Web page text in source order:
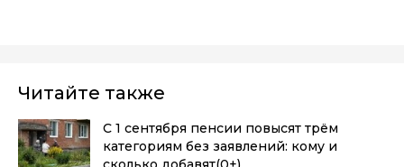
Читайте также
С 1 сентября пенсии повысят трём
категориям без заявлений: кому и